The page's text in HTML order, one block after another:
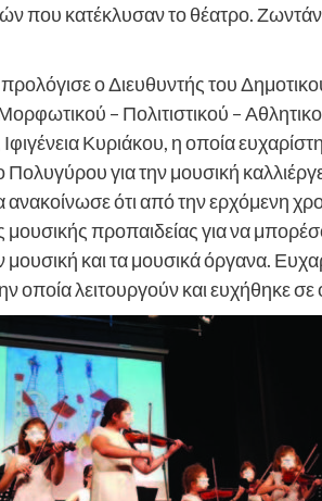
που κατέκλυσαν το θέατρο.
ο Διευθυντής του
– Πολιτιστικού –
Ιφιγένεια Κυριάκου, η οποία
Πολυγύρου για την μουσική
ότι από την ερχόμενη
μουσικής προπαιδείας για να
και τα μουσικά όργανα.
οποία λειτουργούν και ευχήθηκε σε